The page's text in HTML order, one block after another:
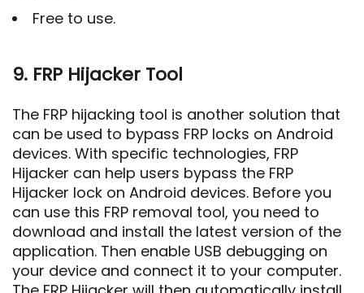
Free to use.
9. FRP Hijacker Tool
The FRP hijacking tool is another solution that
can be used to bypass FRP locks on Android
devices. With specific technologies, FRP
Hijacker can help users bypass the FRP
Hijacker lock on Android devices. Before you
can use this FRP removal tool, you need to
download and install the latest version of the
application. Then enable USB debugging on
your device and connect it to your computer.